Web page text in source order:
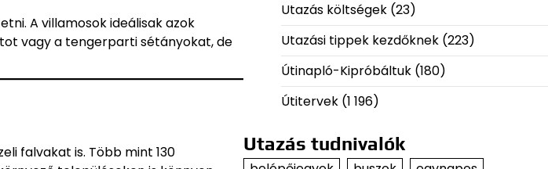
A villamosok ideálisak azok
vagy a tengerparti sétányokat, de
falvakat is. Több mint 130
Utazás költségek(23)
Utazási tippek kezdőknek(223)
Útinapló-Kipróbáltuk(180)
Útitervek(1 196)
Utazás tudnivalók